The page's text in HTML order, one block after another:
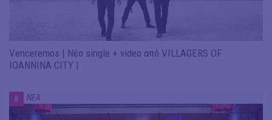
Venceremos | Νέο single + video από VILLAGERS OF
IOANNINA CITY |
# ΝΕΑ